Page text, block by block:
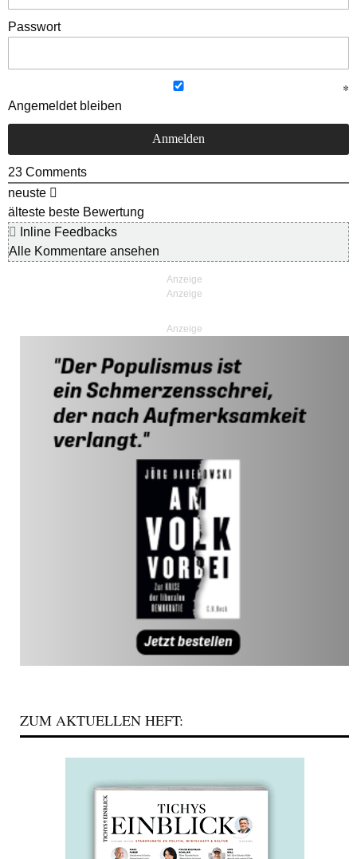
Passwort
Angemeldet bleiben
23 Comments
neuste
älteste beste Bewertung
Inline Feedbacks
Alle Kommentare ansehen
Anzeige
ZUM AKTUELLEN HEFT: